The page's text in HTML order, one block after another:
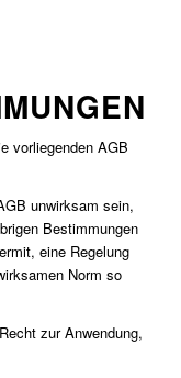
vorliegenden AGB
unwirksam sein,
Bestimmungen
eine Regelung
Norm so
zur Anwendung,